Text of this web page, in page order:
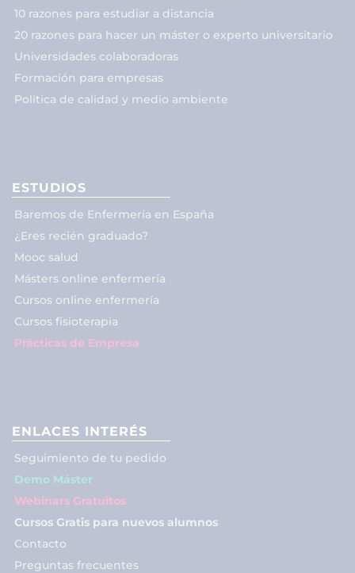
10 razones para estudiar a distancia
20 razones para hacer un máster o experto universitario
Universidades colaboradoras
Formación para empresas
Política de calidad y medio ambiente
ESTUDIOS
Baremos de Enfermería en España
¿Eres recién graduado?
Mooc salud
Másters online enfermería
Cursos online enfermería
Cursos fisioterapia
Prácticas de Empresa
ENLACES INTERÉS
Seguimiento de tu pedido
Demo Máster
Webinars Gratuitos
Cursos Gratis para nuevos alumnos
Contacto
Preguntas frecuentes